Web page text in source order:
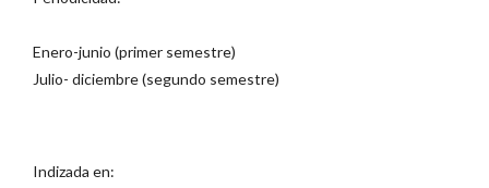
Enero-junio (primer semestre)
Julio- diciembre (segundo semestre)
Indizada en: